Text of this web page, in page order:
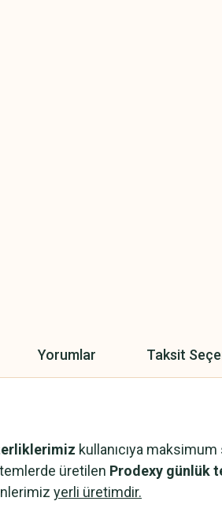
Yorumlar Taksit
kullanıcıya
üretilen Prodexy günlük
yerli üretimdir.